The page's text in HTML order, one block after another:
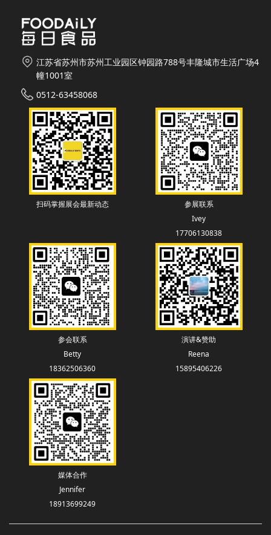
江苏省苏州市苏州工业园区钟园路788号丰隆城市生活广场4
幢1001室
0512-63458068
扫码掌握展会最新动态
参展联系
Ivey
17706130838
参会联系
Betty
18362506360
演讲&赞助
Reena
15895406226
媒体合作
Jennifer
18913699249